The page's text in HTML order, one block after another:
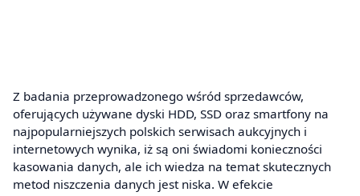
Z badania przeprowadzonego wśród sprzedawców,
oferujących używane dyski HDD, SSD oraz smartfony na
najpopularniejszych polskich serwisach aukcyjnych i
internetowych wynika, iż są oni świadomi konieczności
kasowania danych, ale ich wiedza na temat skutecznych
metod niszczenia danych jest niska. W efekcie